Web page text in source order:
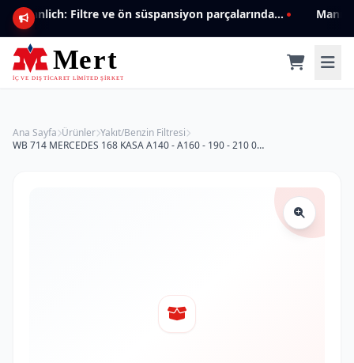
Mannlich: Filtre ve ön süspansiyon parçalarında genişleyen ürün yelpazesiyle kalite ve güven.
Ana Sayfa Ürünler Yakıt/Benzin Filtresi
WB 714 MERCEDES 168 KASA A140 - A160 - 190 - 210 002 477 3801 Yakıt/Benzin Filtresi